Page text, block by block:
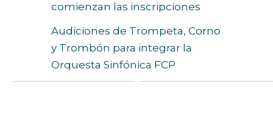
comienzan las inscripciones
Audiciones de Trompeta, Corno
y Trombón para integrar la
Orquesta Sinfónica FCP